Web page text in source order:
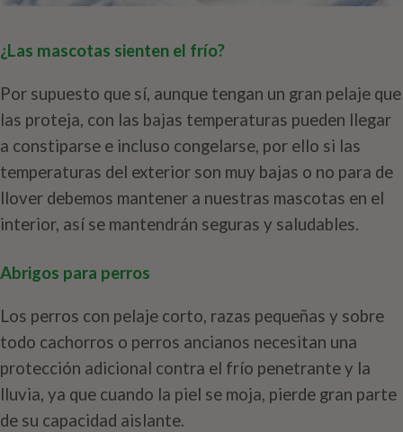
¿Las mascotas sienten el frío?
Por supuesto que sí, aunque tengan un gran pelaje que
las proteja, con las bajas temperaturas pueden llegar
a constiparse e incluso congelarse, por ello si las
temperaturas del exterior son muy bajas o no para de
llover debemos mantener a nuestras mascotas en el
interior, así se mantendrán seguras y saludables.
Abrigos para perros
Los perros con pelaje corto, razas pequeñas y sobre
todo cachorros o perros ancianos necesitan una
protección adicional contra el frío penetrante y la
lluvia, ya que cuando la piel se moja, pierde gran parte
de su capacidad aislante.